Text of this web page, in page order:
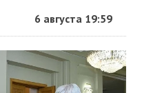
6 августа 19:59